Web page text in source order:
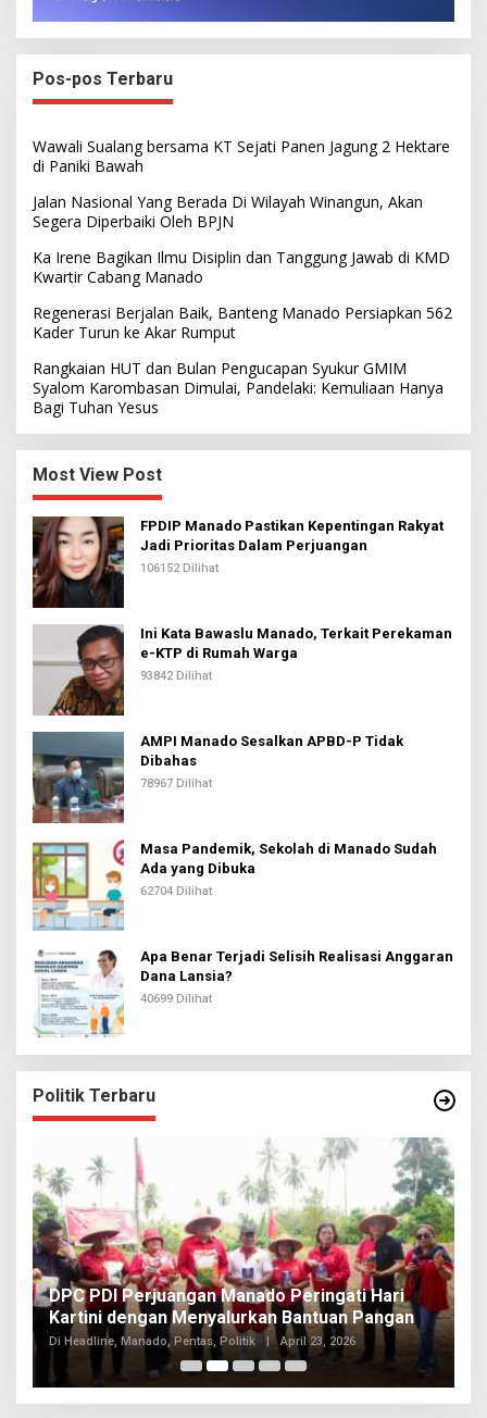
Pos-pos Terbaru
Wawali Sualang bersama KT Sejati Panen Jagung 2 Hektare
di Paniki Bawah
Jalan Nasional Yang Berada Di Wilayah Winangun, Akan
Segera Diperbaiki Oleh BPJN
Ka Irene Bagikan Ilmu Disiplin dan Tanggung Jawab di KMD
Kwartir Cabang Manado
Regenerasi Berjalan Baik, Banteng Manado Persiapkan 562
Kader Turun ke Akar Rumput
Rangkaian HUT dan Bulan Pengucapan Syukur GMIM
Syalom Karombasan Dimulai, Pandelaki: Kemuliaan Hanya
Bagi Tuhan Yesus
Most View Post
FPDIP Manado Pastikan Kepentingan Rakyat
Jadi Prioritas Dalam Perjuangan
106152 Dilihat
Ini Kata Bawaslu Manado, Terkait Perekaman
e-KTP di Rumah Warga
93842 Dilihat
AMPI Manado Sesalkan APBD-P Tidak
Dibahas
78967 Dilihat
Masa Pandemik, Sekolah di Manado Sudah
Ada yang Dibuka
62704 Dilihat
Apa Benar Terjadi Selisih Realisasi Anggaran
Dana Lansia?
40699 Dilihat
Politik Terbaru
DPC PDI Perjuangan Manado Peringati Hari
Kartini dengan Menyalurkan Bantuan Pangan
Di Headline, Manado, Pentas, Politik | April 23, 2026